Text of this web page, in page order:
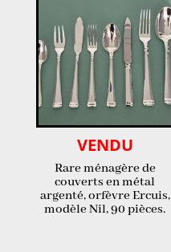
VENDU
Rare ménagère de
couverts en métal
argenté, orfèvre Ercuis,
modèle Nil, 90 pièces.